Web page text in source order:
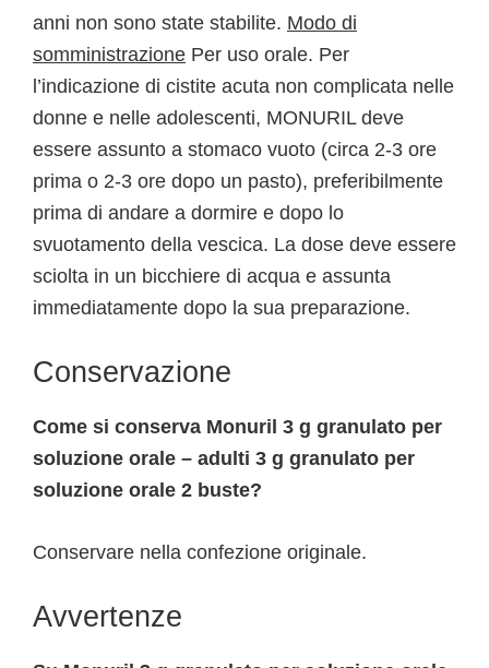
anni non sono state stabilite. Modo di
somministrazione Per uso orale. Per
l’indicazione di cistite acuta non complicata nelle
donne e nelle adolescenti, MONURIL deve
essere assunto a stomaco vuoto (circa 2-3 ore
prima o 2-3 ore dopo un pasto), preferibilmente
prima di andare a dormire e dopo lo
svuotamento della vescica. La dose deve essere
sciolta in un bicchiere di acqua e assunta
immediatamente dopo la sua preparazione.
Conservazione
Come si conserva Monuril 3 g granulato per
soluzione orale – adulti 3 g granulato per
soluzione orale 2 buste?
Conservare nella confezione originale.
Avvertenze